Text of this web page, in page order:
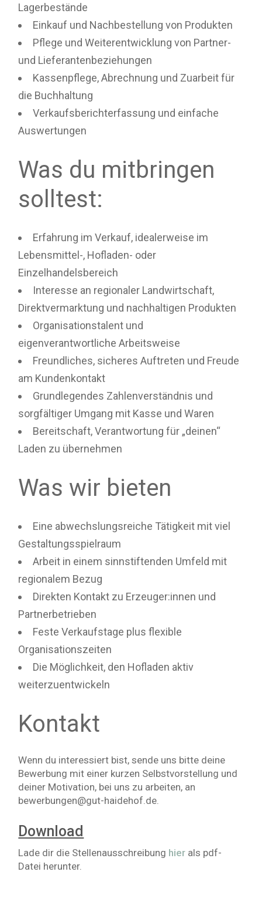
Lagerbestände
Einkauf und Nachbestellung von Produkten
Pflege und Weiterentwicklung von Partner-
und Lieferantenbeziehungen
Kassenpflege, Abrechnung und Zuarbeit für
die Buchhaltung
Verkaufsberichterfassung und einfache
Auswertungen
Was du mitbringen
solltest:
Erfahrung im Verkauf, idealerweise im
Lebensmittel-, Hofladen- oder
Einzelhandelsbereich
Interesse an regionaler Landwirtschaft,
Direktvermarktung und nachhaltigen Produkten
Organisationstalent und
eigenverantwortliche Arbeitsweise
Freundliches, sicheres Auftreten und Freude
am Kundenkontakt
Grundlegendes Zahlenverständnis und
sorgfältiger Umgang mit Kasse und Waren
Bereitschaft, Verantwortung für „deinen“
Laden zu übernehmen
Was wir bieten
Eine abwechslungsreiche Tätigkeit mit viel
Gestaltungsspielraum
Arbeit in einem sinnstiftenden Umfeld mit
regionalem Bezug
Direkten Kontakt zu Erzeuger:innen und
Partnerbetrieben
Feste Verkaufstage plus flexible
Organisationszeiten
Die Möglichkeit, den Hofladen aktiv
weiterzuentwickeln
Kontakt
Wenn du interessiert bist, sende uns bitte deine
Bewerbung mit einer kurzen Selbstvorstellung und
deiner Motivation, bei uns zu arbeiten, an
bewerbungen@gut-haidehof.de.
Download
Lade dir die Stellenausschreibung hier als pdf-
Datei herunter.